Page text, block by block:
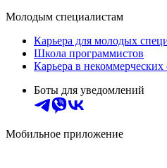
Молодым специалистам
Карьера для молодых
Школа программистов
Карьера в некоммерческих
Боты для уведомлений
Мобильное приложение